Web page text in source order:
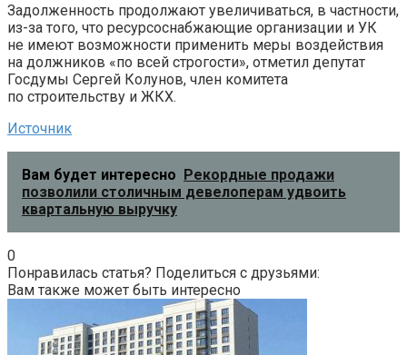
Задолженность продолжают увеличиваться, в частности,
из-за того, что ресурсоснабжающие организации и УК
не имеют возможности применить меры воздействия
на должников «по всей строгости», отметил депутат
Госдумы Сергей Колунов, член комитета
по строительству и ЖКХ.
Источник
Вам будет интересно Рекордные продажи
позволили столичным девелоперам удвоить
квартальную выручку
0
Понравилась статья? Поделиться с друзьями:
Вам также может быть интересно